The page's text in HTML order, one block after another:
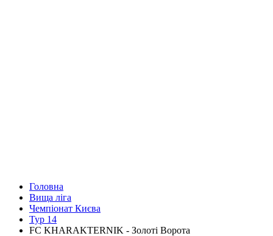
Головна
Вища ліга
Чемпіонат Києва
Тур 14
FC KHARAKTERNIK - Золоті Ворота